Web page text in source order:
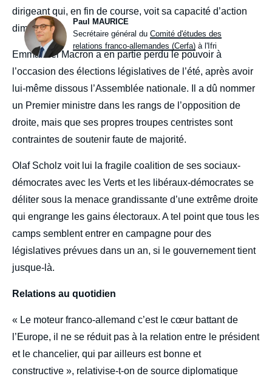
Photo
Paul MAURICE
Intitulé
du
poste
Secrétaire général duComité d'études des
relations franco-allemandes (Cerfa) à l'Ifri
dirigeant qui, en fin de course, voit sa capacité d’action
diminuée.
Emmanuel Macron a en partie perdu le pouvoir à
l’occasion des élections législatives de l’été, après avoir
lui-même dissous l’Assemblée nationale. Il a dû nommer
un Premier ministre dans les rangs de l’opposition de
droite, mais que ses propres troupes centristes sont
contraintes de soutenir faute de majorité.
Olaf Scholz voit lui la fragile coalition de ses sociaux-
démocrates avec les Verts et les libéraux-démocrates se
déliter sous la menace grandissante d’une extrême droite
qui engrange les gains électoraux. A tel point que tous les
camps semblent entrer en campagne pour des
législatives prévues dans un an, si le gouvernement tient
jusque-là.
Relations au quotidien
« Le moteur franco-allemand c’est le cœur battant de
l’Europe, il ne se réduit pas à la relation entre le président
et le chancelier, qui par ailleurs est bonne et
constructive », relativise-t-on de source diplomatique